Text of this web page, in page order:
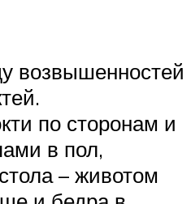
возвышенностей
по сторонам и
в пол,
– животом